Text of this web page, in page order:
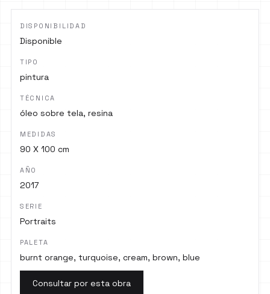
DISPONIBILIDAD
Disponible
TIPO
pintura
TÉCNICA
óleo sobre tela, resina
MEDIDAS
90 X 100 cm
AÑO
2017
SERIE
Portraits
PALETA
burnt orange, turquoise, cream, brown, blue
Consultar por esta obra